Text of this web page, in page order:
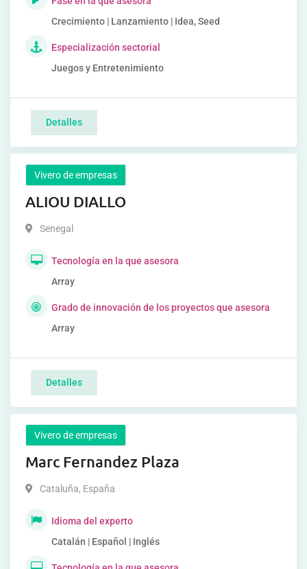
Crecimiento | Lanzamiento | Idea, Seed
Especialización sectorial
Juegos y Entretenimiento
Detalles
Vivero de empresas
ALIOU DIALLO
Senegal
Tecnología en la que asesora
Array
Grado de innovación de los proyectos que asesora
Array
Detalles
Vivero de empresas
Marc Fernandez Plaza
Cataluña, España
Idioma del experto
Catalán | Español | Inglés